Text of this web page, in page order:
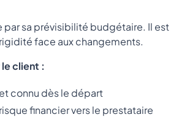
par sa prévisibilité budgétaire. Il est
face aux changements.
client :
connu dès le départ
financier vers le prestataire